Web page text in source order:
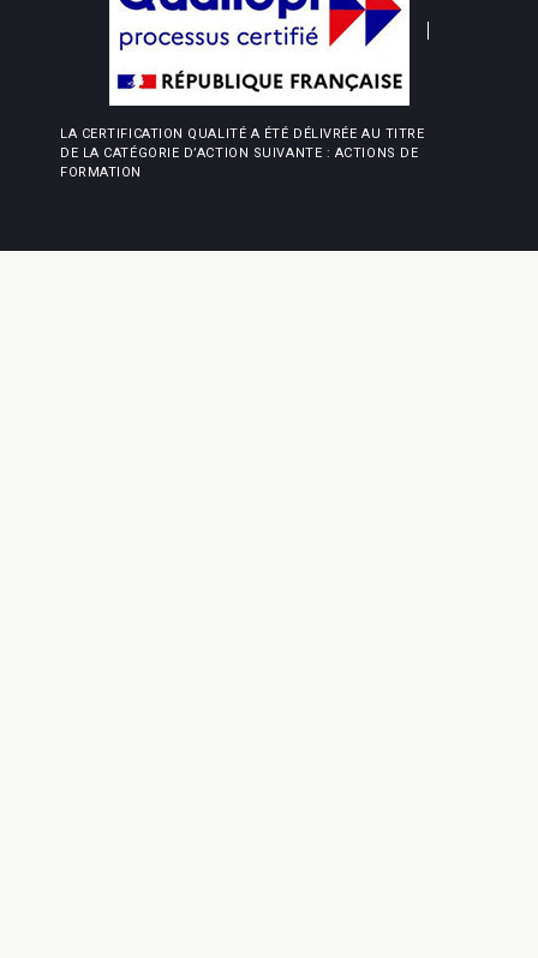
LA CERTIFICATION QUALITÉ A ÉTÉ DÉLIVRÉE AU TITRE
DE LA CATÉGORIE D’ACTION SUIVANTE : ACTIONS DE
FORMATION